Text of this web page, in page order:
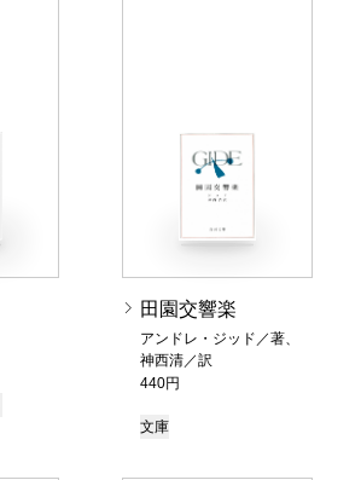
田園交響楽
アンドレ・ジッド／著、
神西清／訳
440円
文庫